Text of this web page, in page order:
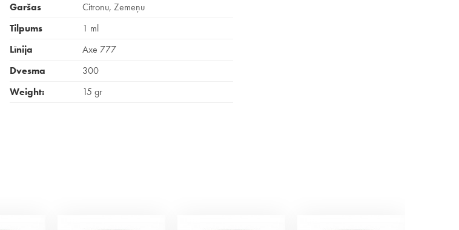
Garšas
Citronu, Zemeņu
Tilpums
1 ml
Līnija
Axe 777
Dvesma
300
Weight:
15 gr